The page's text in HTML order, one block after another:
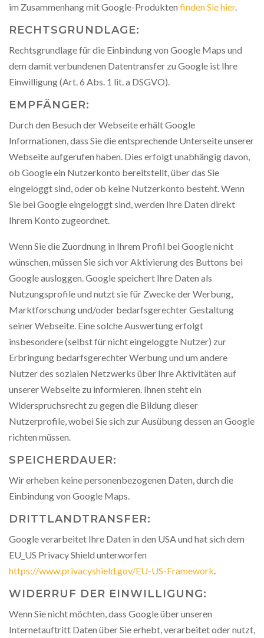
im Zusammenhang mit Google-Produkten finden Sie hier.
RECHTSGRUNDLAGE:
Rechtsgrundlage für die Einbindung von Google Maps und
dem damit verbundenen Datentransfer zu Google ist Ihre
Einwilligung (Art. 6 Abs. 1 lit. a DSGVO).
EMPFÄNGER:
Durch den Besuch der Webseite erhält Google
Informationen, dass Sie die entsprechende Unterseite unserer
Webseite aufgerufen haben. Dies erfolgt unabhängig davon,
ob Google ein Nutzerkonto bereitstellt, über das Sie
eingeloggt sind, oder ob keine Nutzerkonto besteht. Wenn
Sie bei Google eingeloggt sind, werden Ihre Daten direkt
Ihrem Konto zugeordnet.
Wenn Sie die Zuordnung in Ihrem Profil bei Google nicht
wünschen, müssen Sie sich vor Aktivierung des Buttons bei
Google ausloggen. Google speichert Ihre Daten als
Nutzungsprofile und nutzt sie für Zwecke der Werbung,
Marktforschung und/oder bedarfsgerechter Gestaltung
seiner Webseite. Eine solche Auswertung erfolgt
insbesondere (selbst für nicht eingeloggte Nutzer) zur
Erbringung bedarfsgerechter Werbung und um andere
Nutzer des sozialen Netzwerks über Ihre Aktivitäten auf
unserer Webseite zu informieren. Ihnen steht ein
Widerspruchsrecht zu gegen die Bildung dieser
Nutzerprofile, wobei Sie sich zur Ausübung dessen an Google
richten müssen.
SPEICHERDAUER:
Wir erheben keine personenbezogenen Daten, durch die
Einbindung von Google Maps.
DRITTLANDTRANSFER:
Google verarbeitet Ihre Daten in den USA und hat sich dem
EU_US Privacy Shield unterworfen
https://www.privacyshield.gov/EU-US-Framework.
WIDERRUF DER EINWILLIGUNG:
Wenn Sie nicht möchten, dass Google über unseren
Internetauftritt Daten über Sie erhebt, verarbeitet oder nutzt,